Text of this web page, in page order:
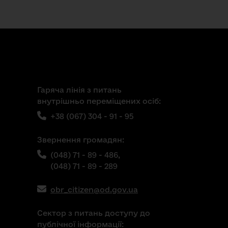
Гаряча лінія з питань
внутрішньо переміщених осіб:
+38 (067) 304 - 91 - 95
Звернення громадян:
(048) 71 - 89 - 486,
(048) 71 - 89 - 289
obr_citizen@od.gov.ua
Сектор з питань доступу до
публічної інформації: